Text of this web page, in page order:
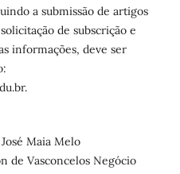
a submissão de artigos
de subscrição e
informações, deve ser
Maia Melo
de Vasconcelos Negócio